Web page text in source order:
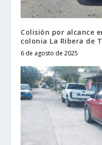
Colisión por alcance
colonia La Ribera de
6 de agosto de 2025